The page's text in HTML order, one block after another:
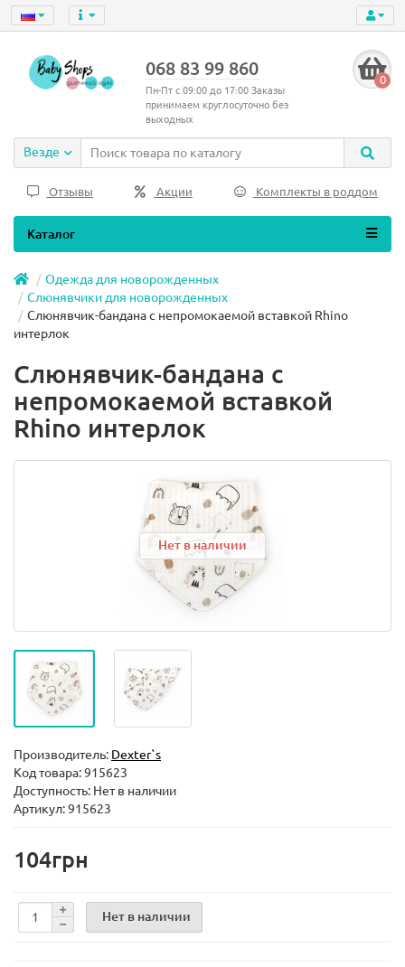
068 83 99 860
Пн-Пт с 09:00 до 17:00 Заказы
принимаем круглосуточно без
выходных
0
Везде
Отзывы Акции Комплекты в роддом
Каталог
Одежда для новорожденных
Слюнявчики для новорожденных
Слюнявчик-бандана с непромокаемой вставкой Rhino
интерлок
Слюнявчик-бандана с
непромокаемой вставкой
Rhino интерлок
Нет в наличии
Производитель: Dexter`s
Код товара:915623
Доступность: Нет в наличии
Артикул: 915623
104грн
Нет в наличии